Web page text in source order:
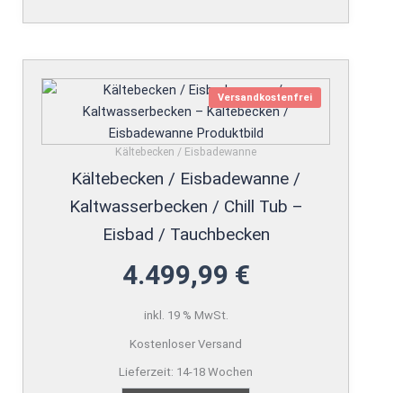
Versandkostenfrei
Kältebecken / Eisbadewanne
Kältebecken / Eisbadewanne /
Kaltwasserbecken / Chill Tub –
Eisbad / Tauchbecken
4.499,99 €
inkl. 19 % MwSt.
Kostenloser Versand
Lieferzeit: 14-18 Wochen